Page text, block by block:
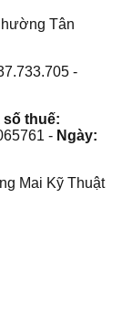
Tân
-
số thuế:
- Ngày:
Mai Kỹ Thuật